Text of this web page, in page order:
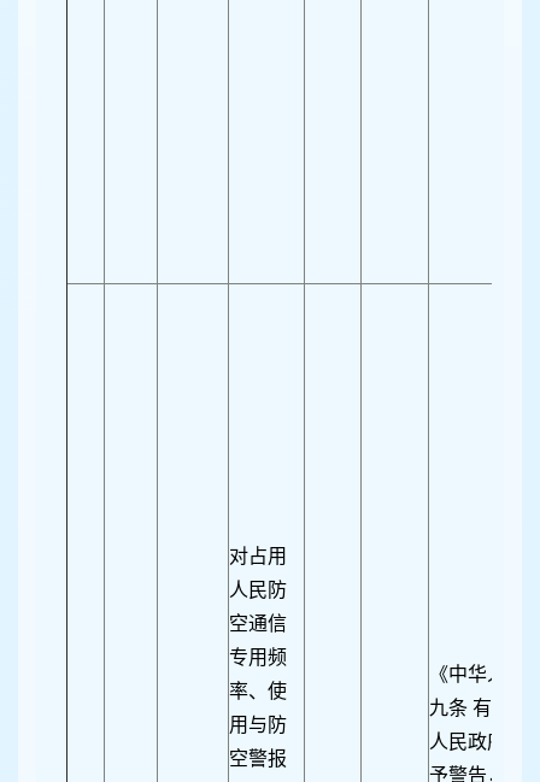
对占用
人民防
空通信
专用频
率、使
用与防
空警报
《中华人民
九条 有下列
人民政府人
予警告，并